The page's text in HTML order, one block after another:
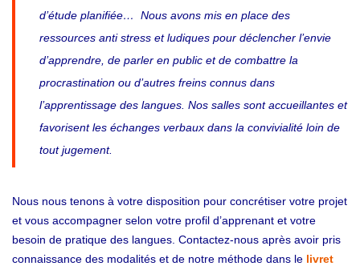
d’étude planifiée… Nous avons mis en place des
ressources anti stress et ludiques pour déclencher l’envie
d’apprendre, de parler en public et de combattre la
procrastination ou d’autres freins connus dans
l’apprentissage des langues. Nos salles sont accueillantes et
favorisent les échanges verbaux dans la convivialité loin de
tout jugement.
Nous nous tenons à votre disposition pour concrétiser votre projet
et vous accompagner selon votre profil d’apprenant et votre
besoin de pratique des langues. Contactez-nous après avoir pris
connaissance des modalités et de notre méthode dans le livret